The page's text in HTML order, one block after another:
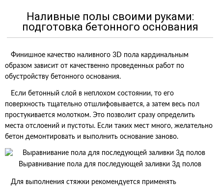
Наливные полы своими руками:
подготовка бетонного основания
Финишное качество наливного 3D пола кардинальным
образом зависит от качественно проведенных работ по
обустройству бетонного основания.
Если бетонный слой в неплохом состоянии, то его
поверхность тщательно отшлифовывается, а затем весь пол
простукивается молотком. Это позволит сразу определить
места отслоений и пустоты. Если таких мест много, желательно
бетон демонтировать и выполнить основание заново.
Выравнивание пола для последующей заливки 3д полов
Для выполнения стяжки рекомендуется применять